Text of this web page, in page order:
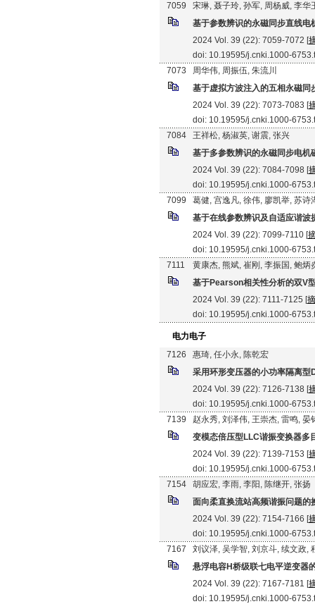
7059
宋琳, 聂子玲, 孙军, 周杨威, 李华
基于参数辨识的永磁同步直线电
2024 Vol. 39 (22): 7059-7072 [
doi: 10.19595/j.cnki.1000-
7073
周华伟, 周振伍, 朱流川
基于虚拟方波注入的五相永磁同
2024 Vol. 39 (22): 7073-7083 [
doi: 10.19595/j.cnki.1000-
7084
王祥松, 杨淑英, 谢震, 张兴
基于多参数辨识的永磁同步电机
2024 Vol. 39 (22): 7084-7098 [
doi: 10.19595/j.cnki.1000-
7099
葛健, 宫逸凡, 徐伟, 廖凯举, 苏诗
基于在线参数辨识及自适应谐波
2024 Vol. 39 (22): 7099-7110 [
doi: 10.19595/j.cnki.1000-
7111
黄康杰, 熊斌, 崔刚, 李振国, 鲍炳
基于Pearson相关性分析的双V
2024 Vol. 39 (22): 7111-7125 [
doi: 10.19595/j.cnki.1000-
电力电子
7126
惠琦, 任小永, 陈乾宏
采用环形变压器的小功率隔离
2024 Vol. 39 (22): 7126-7138 [
doi: 10.19595/j.cnki.1000-
7139
赵永秀, 刘泽伟, 王崇杰, 雷鸣, 晏
变模态倍压型LLC谐振变换器多
2024 Vol. 39 (22): 7139-7153 [
doi: 10.19595/j.cnki.1000-
7154
胡应宏, 李雨, 李阳, 陈继开, 张扬
面向柔直换流站高频谐振问题的
2024 Vol. 39 (22): 7154-7166 [
doi: 10.19595/j.cnki.1000-
7167
刘议泽, 吴学智, 刘京斗, 续文政,
悬浮电容H桥级联七电平逆变器
2024 Vol. 39 (22): 7167-7181 [
doi: 10.19595/j.cnki.1000-